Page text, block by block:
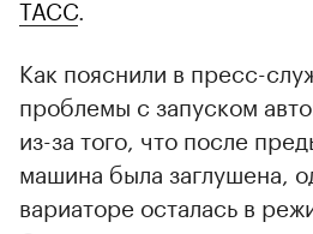
ТАСС
Как пояснили в пресс-
проблемы с запуском
из-за того, что после
машина была заглушена,
вариаторе осталась в